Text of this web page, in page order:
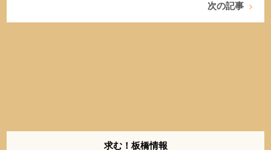
次の記事
求む！板橋情報